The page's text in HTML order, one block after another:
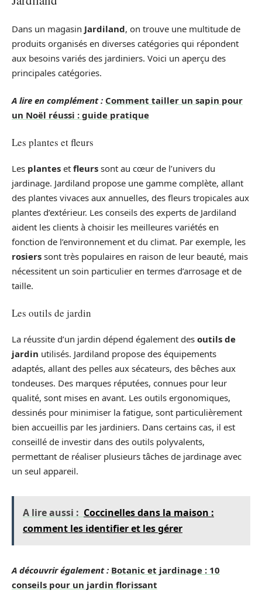
Dans un magasin Jardiland, on trouve une multitude de
produits organisés en diverses catégories qui répondent
aux besoins variés des jardiniers. Voici un aperçu des
principales catégories.
A lire en complément : Comment tailler un sapin pour
un Noël réussi : guide pratique
Les plantes et fleurs
Les plantes et fleurs sont au cœur de l’univers du
jardinage. Jardiland propose une gamme complète, allant
des plantes vivaces aux annuelles, des fleurs tropicales aux
plantes d’extérieur. Les conseils des experts de Jardiland
aident les clients à choisir les meilleures variétés en
fonction de l’environnement et du climat. Par exemple, les
rosiers sont très populaires en raison de leur beauté, mais
nécessitent un soin particulier en termes d’arrosage et de
taille.
Les outils de jardin
La réussite d’un jardin dépend également des outils de
jardin utilisés. Jardiland propose des équipements
adaptés, allant des pelles aux sécateurs, des bêches aux
tondeuses. Des marques réputées, connues pour leur
qualité, sont mises en avant. Les outils ergonomiques,
dessinés pour minimiser la fatigue, sont particulièrement
bien accueillis par les jardiniers. Dans certains cas, il est
conseillé de investir dans des outils polyvalents,
permettant de réaliser plusieurs tâches de jardinage avec
un seul appareil.
A lire aussi : Coccinelles dans la maison :
comment les identifier et les gérer
A découvrir également : Botanic et jardinage : 10
conseils pour un jardin florissant